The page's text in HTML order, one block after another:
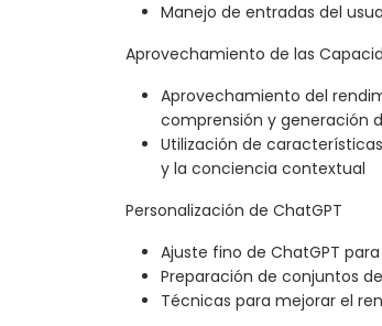
Manejo de entradas del
Aprovechamiento de las
Aprovechamiento del
comprensión y generación
Utilización de
y la conciencia contextual
Personalización de ChatGPT
Ajuste fino de ChatGPT
Preparación de conjuntos
Técnicas para mejorar el